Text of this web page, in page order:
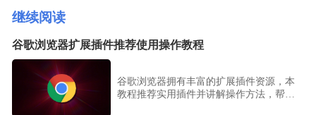
继续阅读
谷歌浏览器扩展插件推荐使用操作教程
谷歌浏览器拥有丰富的扩展插件资源，本
教程推荐实用插件并讲解操作方法，帮助